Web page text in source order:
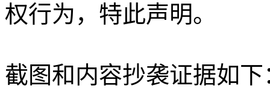
权行为，特此声明。
截图和内容抄袭证据如下